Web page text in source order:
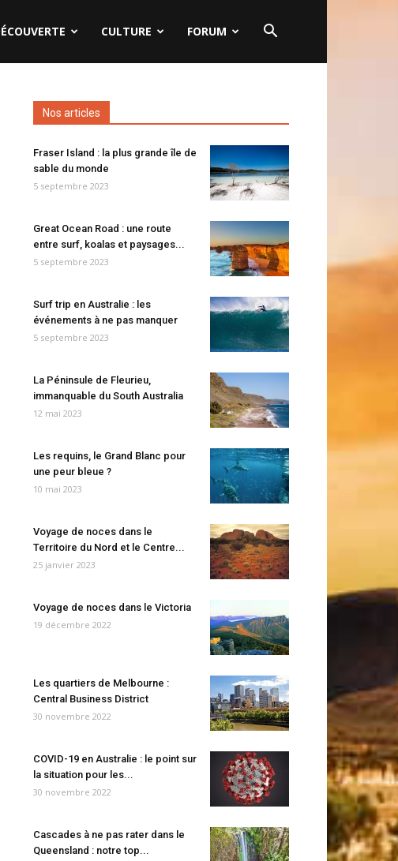
CULTURE FORUM
Nos articles
Fraser Island : la plus grande île de
sable du monde
5 septembre 2023
Great Ocean Road : une route
entre surf, koalas et paysages...
5 septembre 2023
Surf trip en Australie : les
événements à ne pas manquer
5 septembre 2023
La Péninsule de Fleurieu,
immanquable du South Australia
12 mai 2023
Les requins, le Grand Blanc pour
une peur bleue ?
10 mai 2023
Voyage de noces dans le
Territoire du Nord et le Centre...
25 janvier 2023
Voyage de noces dans le Victoria
19 décembre 2022
Les quartiers de Melbourne :
Central Business District
30 novembre 2022
COVID-19 en Australie : le point sur
la situation pour les...
30 novembre 2022
Cascades à ne pas rater dans le
Queensland : notre top...